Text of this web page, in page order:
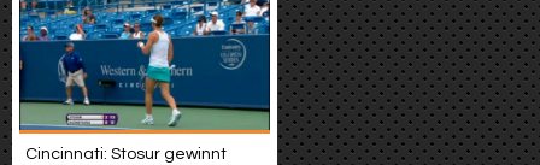
Cincinnati: Stosur gewinnt